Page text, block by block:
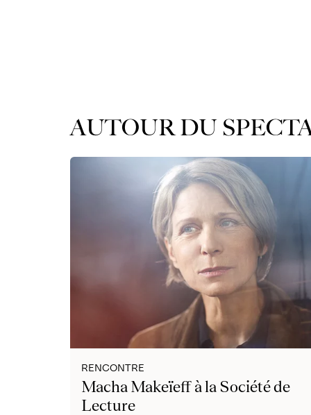
AUTOUR DU
RENCONTRE
Macha Makeïeff à la Société de
Lecture